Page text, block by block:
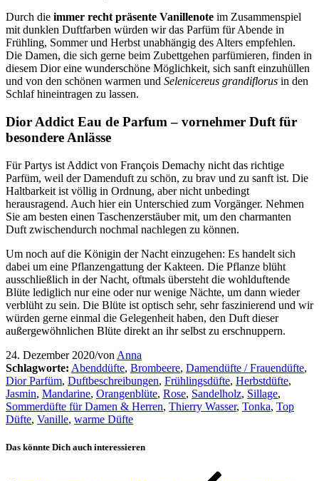
Durch die immer recht präsente Vanillenote im Zusammenspiel
mit dunklen Duftfarben würden wir das Parfüm für Abende in
Frühling, Sommer und Herbst unabhängig des Alters empfehlen.
Die Damen, die sich gerne beim Zubettgehen parfümieren, finden in
diesem Dior eine wunderschöne Möglichkeit, sich sanft einzuhüllen
und von den schönen warmen und Selenicereus grandiflorus in den
Schlaf hineintragen zu lassen.
Dior Addict Eau de Parfum – vornehmer Duft für
besondere Anlässe
Für Partys ist Addict von François Demachy nicht das richtige
Parfüm, weil der Damenduft zu schön, zu brav und zu sanft ist. Die
Haltbarkeit ist völlig in Ordnung, aber nicht unbedingt
herausragend. Auch hier ein Unterschied zum Vorgänger. Nehmen
Sie am besten einen Taschenzerstäuber mit, um den charmanten
Duft zwischendurch nochmal nachlegen zu können.
Um noch auf die Königin der Nacht einzugehen: Es handelt sich
dabei um eine Pflanzengattung der Kakteen. Die Pflanze blüht
ausschließlich in der Nacht, oftmals übersteht die wohlduftende
Blüte lediglich nur eine oder nur wenige Nächte, um dann wieder
verblüht zu sein. Die Blüte ist optisch sehr, sehr faszinierend und wir
würden gerne einmal die Gelegenheit haben, den Duft dieser
außergewöhnlichen Blüte direkt an ihr selbst zu erschnuppern.
24. Dezember 2020/von Anna
Schlagworte: Abenddüfte, Brombeere, Damendüfte / Frauendüfte,
Dior Parfüm, Duftbeschreibungen, Frühlingsdüfte, Herbstdüfte,
Jasmin, Mandarine, Orangenblüte, Rose, Sandelholz, Sillage,
Sommerdüfte für Damen & Herren, Thierry Wasser, Tonka, Top
Düfte, Vanille, warme Düfte
Das könnte Dich auch interessieren